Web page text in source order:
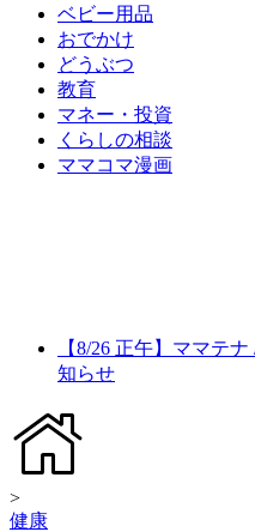
ベビー用品
おでかけ
どうぶつ
教育
マネー・投資
くらしの相談
ママコマ漫画
【8/26 正午】ママテ
知らせ
>
健康